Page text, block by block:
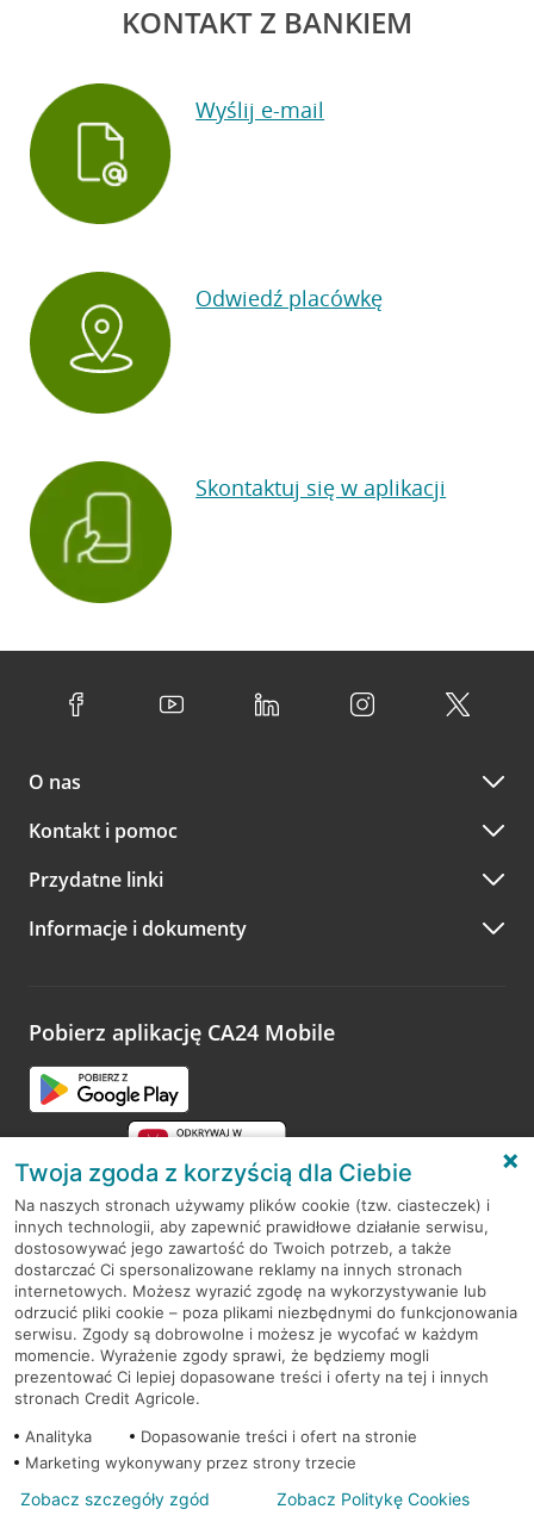
KONTAKT Z BANKIEM
Wyślij e-mail
Odwiedź placówkę
Skontaktuj się w aplikacji
O nas
Kontakt i pomoc
Przydatne linki
Informacje i dokumenty
Pobierz aplikację CA24 Mobile
RODO
Regulamin serwisu
Mapa serwisu
PolitykaCookies
© 2026 Credit Agricole Bank Polska S.A. Wszelkie prawa zastrzeżone
Twoja zgoda z korzyścią dla Ciebie
Na naszych stronach używamy plików cookie (tzw. ciasteczek) i
innych technologii, aby zapewnić prawidłowe działanie serwisu,
dostosowywać jego zawartość do Twoich potrzeb, a także
dostarczać Ci spersonalizowane reklamy na innych stronach
internetowych. Możesz wyrazić zgodę na wykorzystywanie lub
odrzucić pliki cookie – poza plikami niezbędnymi do funkcjonowania
serwisu. Zgody są dobrowolne i możesz je wycofać w każdym
momencie. Wyrażenie zgody sprawi, że będziemy mogli
prezentować Ci lepiej dopasowane treści i oferty na tej i innych
stronach Credit Agricole.
Analityka
Dopasowanie treści i ofert na stronie
Marketing wykonywany przez strony trzecie
Zobacz szczegóły zgód Zobacz Politykę Cookies